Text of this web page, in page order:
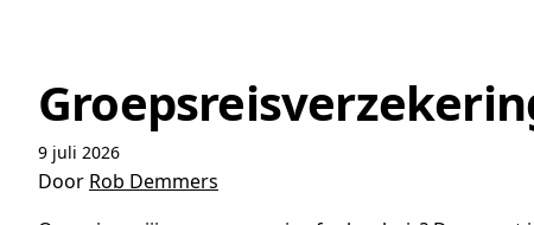
9 juli 2026
Door Rob Demmers